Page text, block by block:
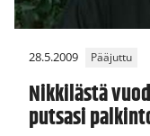
28.5.2009 Pääjuttu
Nikkilästä
putsasi